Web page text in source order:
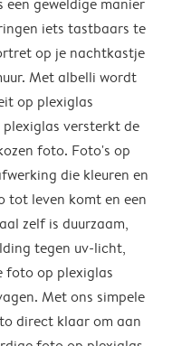
iets tastbaars te
op je nachtkastje
Met albelli wordt
op plexiglas
versterkt de
foto. Foto's op
die kleuren en
tot leven komt en een
zelf is duurzaam,
tegen uv-licht,
foto op plexiglas
Met ons simpele
direct klaar om aan